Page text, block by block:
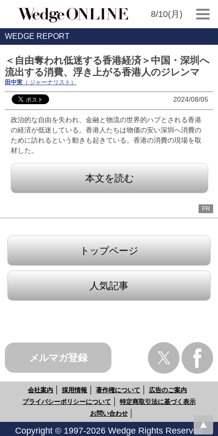
8/10(月)
WEDGE REPORT
＜自由奪われ低迷する香港経済＞中国・深圳へ
流出する消費、浮き上がる香港人のジレンマ
田中実 （ ジャーナリスト）
2024/08/05
政治的な自由を失われ、金融と物流の世界的ハブとされる香港
の経済が低迷している。香港人たちは物価の安い深圳へ消費の
ために訪れるという動きも起きている。香港の消費の現場を取
材した。
本文を読む
PR
トップページ
人気記事
メルマガ登録
会社案内 採用情報 著作権について
広告のご案内
プライバシーポリシーについて
特定商取引法に基づく表示
お問い合わせ
Copyright © 1997-2026 Wedge Rights Reserved